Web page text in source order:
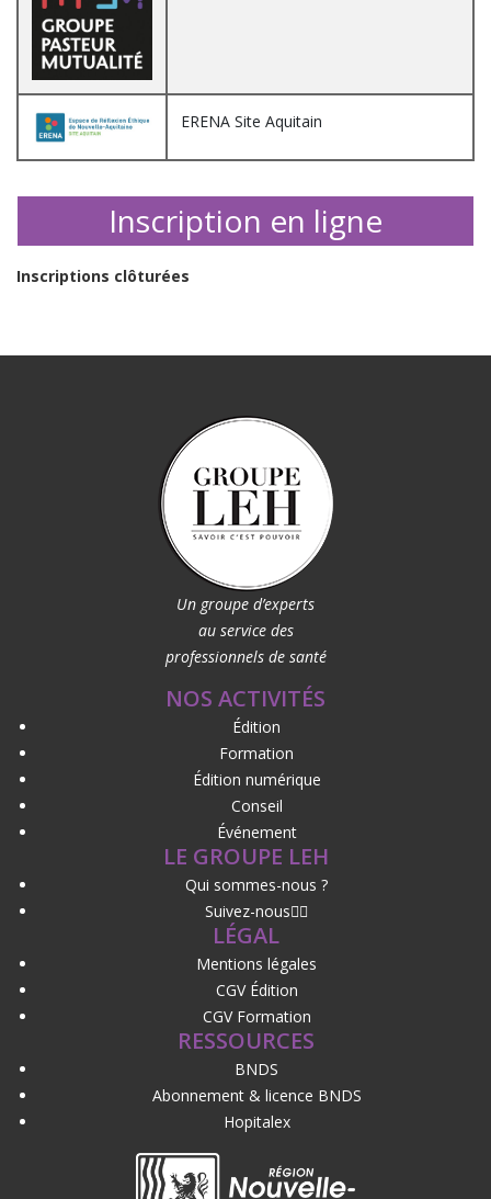
ERENA Site Aquitain
Inscription en ligne
Inscriptions clôturées
Un groupe d’experts
au service des
professionnels de santé
NOS ACTIVITÉS
Édition
Formation
Édition numérique
Conseil
Événement
LE GROUPE LEH
Qui sommes-nous ?
Suivez-nous
LÉGAL
Mentions légales
CGV Édition
CGV Formation
RESSOURCES
BNDS
Abonnement & licence BNDS
Hopitalex